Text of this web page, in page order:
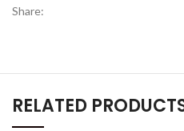
Share:
RELATED